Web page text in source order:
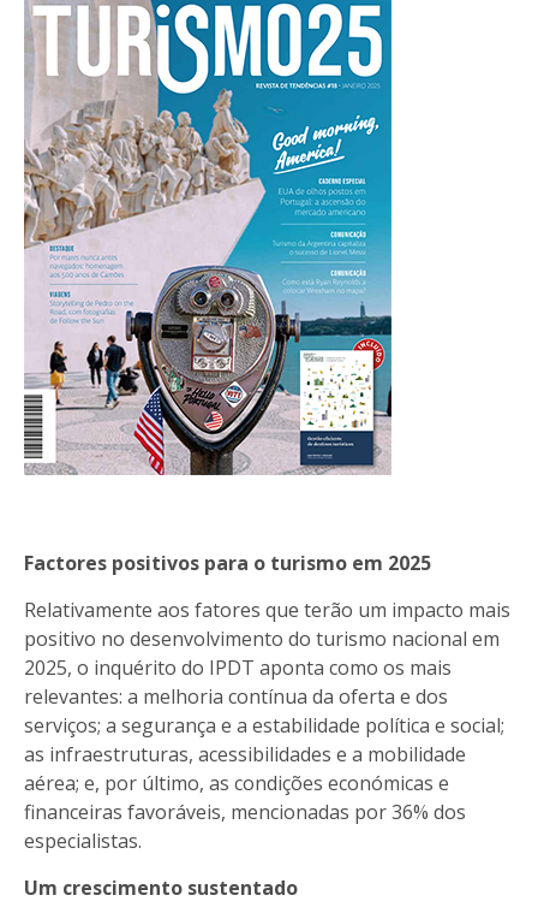
Factores positivos para o turismo em 2025
Relativamente aos fatores que terão um impacto mais
positivo no desenvolvimento do turismo nacional em
2025, o inquérito do IPDT aponta como os mais
relevantes: a melhoria contínua da oferta e dos
serviços; a segurança e a estabilidade política e social;
as infraestruturas, acessibilidades e a mobilidade
aérea; e, por último, as condições económicas e
financeiras favoráveis, mencionadas por 36% dos
especialistas.
Um crescimento sustentado